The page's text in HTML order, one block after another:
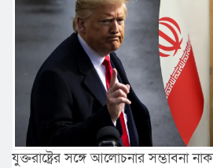
যুক্তরাষ্ট্রের সঙ্গে আলোচনার সম্ভাবনা